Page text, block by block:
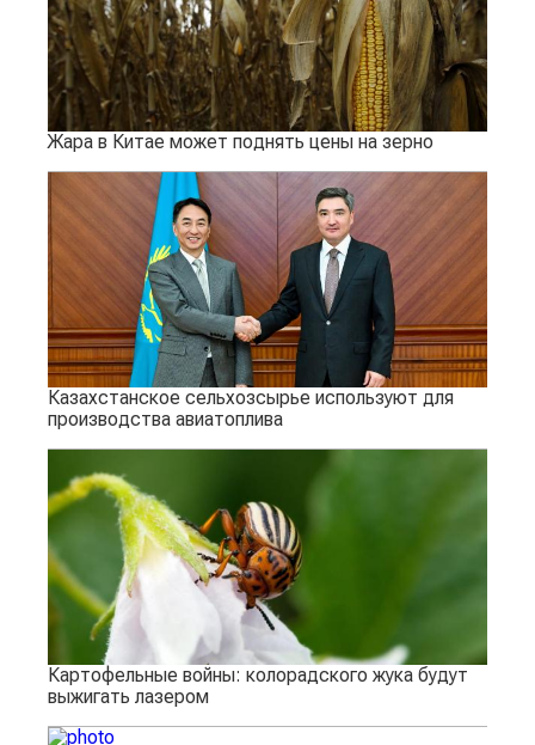
Жара в Китае может поднять цены на зерно
Казахстанское сельхозсырье используют для
производства авиатоплива
Картофельные войны: колорадского жука будут
выжигать лазером